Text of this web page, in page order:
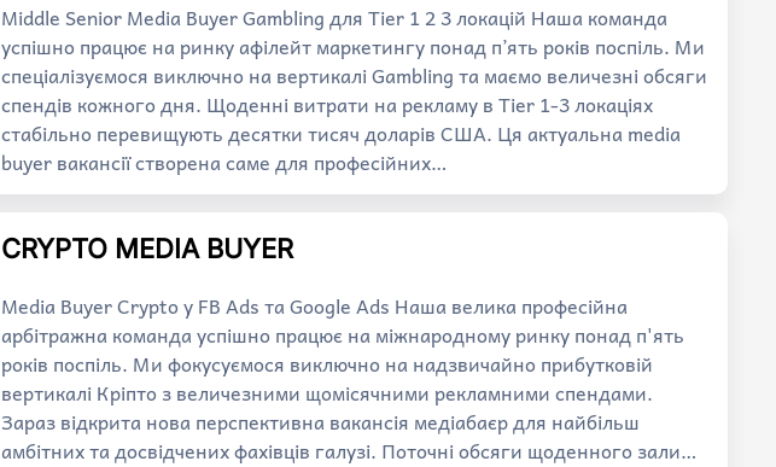
Middle Senior Media Buyer Gambling для Tier 1 2 3 локацій Наша команда
успішно працює на ринку афілейт маркетингу понад п’ять років поспіль. Ми
спеціалізуємося виключно на вертикалі Gambling та маємо величезні обсяги
спендів кожного дня. Щоденні витрати на рекламу в Tier 1-3 локаціях
стабільно перевищують десятки тисяч доларів США. Ця актуальна media
buyer вакансії створена саме для професійних…
CRYPTO MEDIA BUYER
Media Buyer Crypto у FB Ads та Google Ads Наша велика професійна
арбітражна команда успішно працює на міжнародному ринку понад п'ять
років поспіль. Ми фокусуємося виключно на надзвичайно прибутковій
вертикалі Кріпто з величезними щомісячними рекламними спендами.
Зараз відкрита нова перспективна вакансія медіабаєр для найбільш
амбітних та досвідчених фахівців галузі. Поточні обсяги щоденного зали…